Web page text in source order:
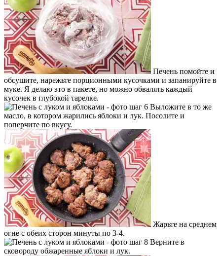
Печень помойте и
обсушите, нарежьте порционными кусочками и запанируйте в
муке. Я делаю это в пакете, но можно обвалять каждый
кусочек в глубокой тарелке.
Выложите в то же
масло, в котором жарились яблоки и лук. Посолите и
поперчите по вкусу.
Жарьте на среднем
огне с обеих сторон минуты по 3-4.
Верните в
сковороду обжаренные яблоки и лук.